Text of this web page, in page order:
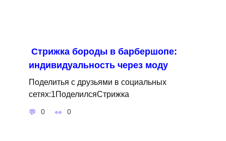
Стрижка бороды в барбершопе:
индивидуальность через моду
Поделитья с друзьями в социальных
сетях:1ПоделилсяСтрижка
0 0